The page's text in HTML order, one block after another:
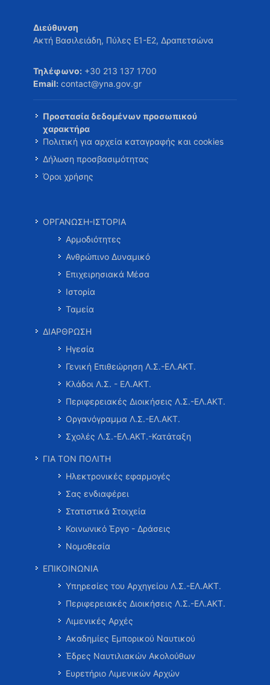
Διεύθυνση
Ακτή Βασιλειάδη, Πύλες Ε1-Ε2, Δραπετσώνα
Τηλέφωνο: +30 213 137 1700
Email: contact@yna.gov.gr
Προστασία δεδομένων προσωπικού
χαρακτήρα
Πολιτική για αρχεία καταγραφής και cookies
Δήλωση προσβασιμότητας
Όροι χρήσης
ΟΡΓΑΝΩΣΗ-ΙΣΤΟΡΙΑ
Αρμοδιότητες
Ανθρώπινο Δυναμικό
Επιχειρησιακά Μέσα
Ιστορία
Ταμεία
ΔΙΑΡΘΡΩΣΗ
Ηγεσία
Γενική Επιθεώρηση Λ.Σ.-ΕΛ.ΑΚΤ.
Κλάδοι Λ.Σ. - ΕΛ.ΑΚΤ.
Περιφερειακές Διοικήσεις Λ.Σ.-ΕΛ.ΑΚΤ.
Οργανόγραμμα Λ.Σ.-ΕΛ.ΑΚΤ.
Σχολές Λ.Σ.-ΕΛ.ΑΚΤ.-Κατάταξη
ΓΙΑ ΤΟΝ ΠΟΛΙΤΗ
Ηλεκτρονικές εφαρμογές
Σας ενδιαφέρει
Στατιστικά Στοιχεία
Κοινωνικό Έργο - Δράσεις
Νομοθεσία
ΕΠΙΚΟΙΝΩΝΙΑ
Υπηρεσίες του Αρχηγείου Λ.Σ.-ΕΛ.ΑΚΤ.
Περιφερειακές Διοικήσεις Λ.Σ.-ΕΛ.ΑΚΤ.
Λιμενικές Αρχές
Ακαδημίες Εμπορικού Ναυτικού
Έδρες Ναυτιλιακών Ακολούθων
Ευρετήριο Λιμενικών Αρχών